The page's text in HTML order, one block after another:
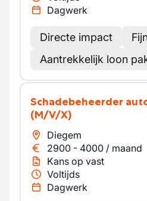
Dagwerk
Directe impact
Aantrekkelijk loon
Schadebeheerder
(M/V/X)
Diegem
2900 - 4000 / maand
Kans op vast
Voltijds
Dagwerk